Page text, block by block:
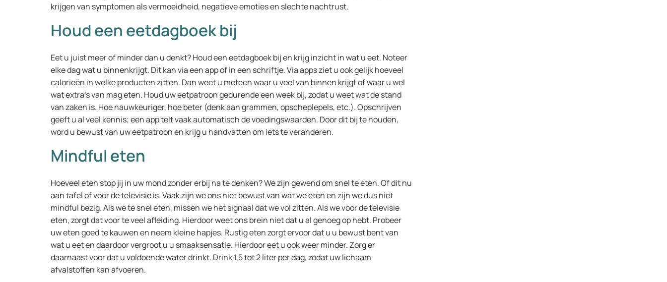
krijgen van symptomen als vermoeidheid, negatieve emoties en slechte nachtrust.
Houd een eetdagboek bij
Eet u juist meer of minder dan u denkt? Houd een eetdagboek bij en krijg inzicht in wat u eet. Noteer
elke dag wat u binnenkrijgt. Dit kan via een app of in een schriftje. Via apps ziet u ook gelijk hoeveel
calorieën in welke producten zitten. Dan weet u meteen waar u veel van binnen krijgt of waar u wel
wat extra’s van mag eten. Houd uw eetpatroon gedurende een week bij, zodat u weet wat de stand
van zaken is. Hoe nauwkeuriger, hoe beter (denk aan grammen, opscheplepels, etc.). Opschrijven
geeft u al veel kennis; een app telt vaak automatisch de voedingswaarden. Door dit bij te houden,
word u bewust van uw eetpatroon en krijg u handvatten om iets te veranderen.
Mindful eten
Hoeveel eten stop jij in uw mond zonder erbij na te denken? We zijn gewend om snel te eten. Of dit nu
aan tafel of voor de televisie is. Vaak zijn we ons niet bewust van wat we eten en zijn we dus niet
mindful bezig. Als we te snel eten, missen we het signaal dat we vol zitten. Als we voor de televisie
eten, zorgt dat voor te veel afleiding. Hierdoor weet ons brein niet dat u al genoeg op hebt. Probeer
uw eten goed te kauwen en neem kleine hapjes. Rustig eten zorgt ervoor dat u u bewust bent van
wat u eet en daardoor vergroot u u smaaksensatie. Hierdoor eet u ook weer minder. Zorg er
daarnaast voor dat u voldoende water drinkt. Drink 1,5 tot 2 liter per dag, zodat uw lichaam
afvalstoffen kan afvoeren.